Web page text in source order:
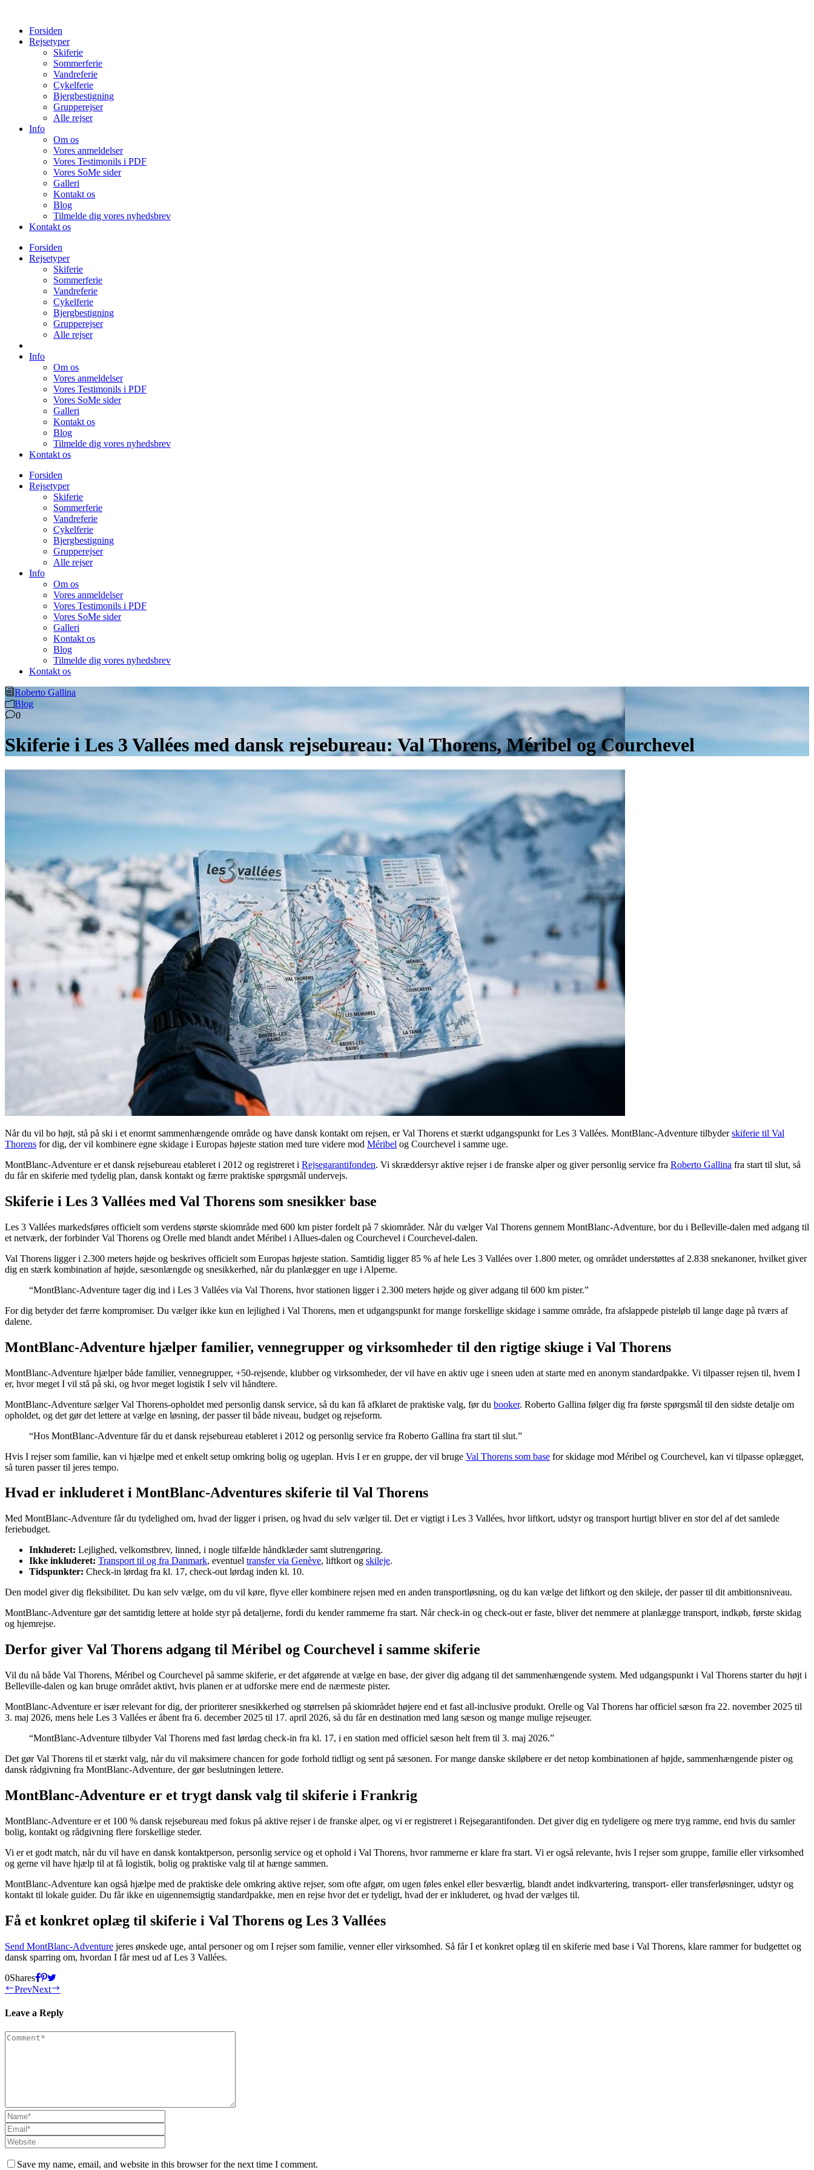
Forsiden
Rejsetyper
Skiferie
Sommerferie
Vandreferie
Cykelferie
Bjergbestigning
Grupperejser
Alle rejser
Info
Om os
Vores anmeldelser
Vores Testimonils i PDF
Vores SoMe sider
Galleri
Kontakt os
Blog
Tilmelde dig vores nyhedsbrev
Kontakt os
Forsiden
Rejsetyper
Skiferie
Sommerferie
Vandreferie
Cykelferie
Bjergbestigning
Grupperejser
Alle rejser
Info
Om os
Vores anmeldelser
Vores Testimonils i PDF
Vores SoMe sider
Galleri
Kontakt os
Blog
Tilmelde dig vores nyhedsbrev
Kontakt os
Forsiden
Rejsetyper
Skiferie
Sommerferie
Vandreferie
Cykelferie
Bjergbestigning
Grupperejser
Alle rejser
Info
Om os
Vores anmeldelser
Vores Testimonils i PDF
Vores SoMe sider
Galleri
Kontakt os
Blog
Tilmelde dig vores nyhedsbrev
Kontakt os
Roberto Gallina
Blog
0
Skiferie i Les 3 Vallées med dansk rejsebureau: Val Thorens, Méribel og Courchevel
Når du vil bo højt, stå på ski i et enormt sammenhængende område og have dansk kontakt om rejsen, er Val Thorens et stærkt udgangspunkt for Les 3 Vallées. MontBlanc-Adventure tilbyderskiferie til Val
Thorens for dig, der vil kombinere egne skidage i Europas højeste station med ture videre mod Méribel og Courchevel i samme uge.
MontBlanc-Adventure er et dansk rejsebureau etableret i 2012 og registreret i Rejsegarantifonden. Vi skræddersyr aktive rejser i de franske alper og giver personlig service fra Roberto Gallina fra start til slut, så
du får en skiferie med tydelig plan, dansk kontakt og færre praktiske spørgsmål undervejs.
Skiferie i Les 3 Vallées med Val Thorens som snesikker base
Les 3 Vallées markedsføres officielt som verdens største skiområde med 600 km pister fordelt på 7 skiområder. Når du vælger Val Thorens gennem MontBlanc-Adventure, bor du i Belleville-dalen med adgang til
et netværk, der forbinder Val Thorens og Orelle med blandt andet Méribel i Allues-dalen og Courchevel i Courchevel-dalen.
Val Thorens ligger i 2.300 meters højde og beskrives officielt som Europas højeste station. Samtidig ligger 85 % af hele Les 3 Vallées over 1.800 meter, og området understøttes af 2.838 snekanoner, hvilket giver
dig en stærk kombination af højde, sæsonlængde og snesikkerhed, når du planlægger en uge i Alperne.
“MontBlanc-Adventure tager dig ind i Les 3 Vallées via Val Thorens, hvor stationen ligger i 2.300 meters højde og giver adgang til 600 km pister.”
For dig betyder det færre kompromiser. Du vælger ikke kun en lejlighed i Val Thorens, men et udgangspunkt for mange forskellige skidage i samme område, fra afslappede pisteløb til lange dage på tværs af
dalene.
MontBlanc-Adventure hjælper familier, vennegrupper og virksomheder til den rigtige skiuge i Val Thorens
MontBlanc-Adventure hjælper både familier, vennegrupper, +50-rejsende, klubber og virksomheder, der vil have en aktiv uge i sneen uden at starte med en anonym standardpakke. Vi tilpasser rejsen til, hvem I
er, hvor meget I vil stå på ski, og hvor meget logistik I selv vil håndtere.
MontBlanc-Adventure sælger Val Thorens-opholdet med personlig dansk service, så du kan få afklaret de praktiske valg, før du booker. Roberto Gallina følger dig fra første spørgsmål til den sidste detalje om
opholdet, og det gør det lettere at vælge en løsning, der passer til både niveau, budget og rejseform.
“Hos MontBlanc-Adventure får du et dansk rejsebureau etableret i 2012 og personlig service fra Roberto Gallina fra start til slut.”
Hvis I rejser som familie, kan vi hjælpe med et enkelt setup omkring bolig og ugeplan. Hvis I er en gruppe, der vil bruge Val Thorens som base for skidage mod Méribel og Courchevel, kan vi tilpasse oplægget,
så turen passer til jeres tempo.
Hvad er inkluderet i MontBlanc-Adventures skiferie til Val Thorens
Med MontBlanc-Adventure får du tydelighed om, hvad der ligger i prisen, og hvad du selv vælger til. Det er vigtigt i Les 3 Vallées, hvor liftkort, udstyr og transport hurtigt bliver en stor del af det samlede
feriebudget.
Inkluderet: Lejlighed, velkomstbrev, linned, i nogle tilfælde håndklæder samt slutrengøring.
Ikke inkluderet: Transport til og fra Danmark, eventuel transfer via Genève, liftkort og skileje.
Tidspunkter: Check-in lørdag fra kl. 17, check-out lørdag inden kl. 10.
Den model giver dig fleksibilitet. Du kan selv vælge, om du vil køre, flyve eller kombinere rejsen med en anden transportløsning, og du kan vælge det liftkort og den skileje, der passer til dit ambitionsniveau.
MontBlanc-Adventure gør det samtidig lettere at holde styr på detaljerne, fordi du kender rammerne fra start. Når check-in og check-out er faste, bliver det nemmere at planlægge transport, indkøb, første skidag
og hjemrejse.
Derfor giver Val Thorens adgang til Méribel og Courchevel i samme skiferie
Vil du nå både Val Thorens, Méribel og Courchevel på samme skiferie, er det afgørende at vælge en base, der giver dig adgang til det sammenhængende system. Med udgangspunkt i Val Thorens starter du højt i
Belleville-dalen og kan bruge området aktivt, hvis planen er at udforske mere end de nærmeste pister.
MontBlanc-Adventure er især relevant for dig, der prioriterer snesikkerhed og størrelsen på skiområdet højere end et fast all-inclusive produkt. Orelle og Val Thorens har officiel sæson fra 22. november 2025 til
3. maj 2026, mens hele Les 3 Vallées er åbent fra 6. december 2025 til 17. april 2026, så du får en destination med lang sæson og mange mulige rejseuger.
“MontBlanc-Adventure tilbyder Val Thorens med fast lørdag check-in fra kl. 17, i en station med officiel sæson helt frem til 3. maj 2026.”
Det gør Val Thorens til et stærkt valg, når du vil maksimere chancen for gode forhold tidligt og sent på sæsonen. For mange danske skiløbere er det netop kombinationen af højde, sammenhængende pister og
dansk rådgivning fra MontBlanc-Adventure, der gør beslutningen lettere.
MontBlanc-Adventure er et trygt dansk valg til skiferie i Frankrig
MontBlanc-Adventure er et 100 % dansk rejsebureau med fokus på aktive rejser i de franske alper, og vi er registreret i Rejsegarantifonden. Det giver dig en tydeligere og mere tryg ramme, end hvis du samler
bolig, kontakt og rådgivning flere forskellige steder.
Vi er et godt match, når du vil have en dansk kontaktperson, personlig service og et ophold i Val Thorens, hvor rammerne er klare fra start. Vi er også relevante, hvis I rejser som gruppe, familie eller virksomhed
og gerne vil have hjælp til at få logistik, bolig og praktiske valg til at hænge sammen.
MontBlanc-Adventure kan også hjælpe med de praktiske dele omkring aktive rejser, som ofte afgør, om ugen føles enkel eller besværlig, blandt andet indkvartering, transport- eller transferløsninger, udstyr og
kontakt til lokale guider. Du får ikke en uigennemsigtig standardpakke, men en rejse hvor det er tydeligt, hvad der er inkluderet, og hvad der vælges til.
Få et konkret oplæg til skiferie i Val Thorens og Les 3 Vallées
Send MontBlanc-Adventure jeres ønskede uge, antal personer og om I rejser som familie, venner eller virksomhed. Så får I et konkret oplæg til en skiferie med base i Val Thorens, klare rammer for budgettet og
dansk sparring om, hvordan I får mest ud af Les 3 Vallées.
0Shares
PrevNext
Leave a Reply
Save my name, email, and website in this browser for the next time I comment.